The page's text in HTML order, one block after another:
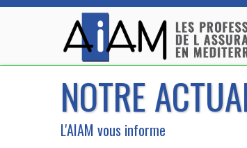
NOTRE
L'AIAM vous informe